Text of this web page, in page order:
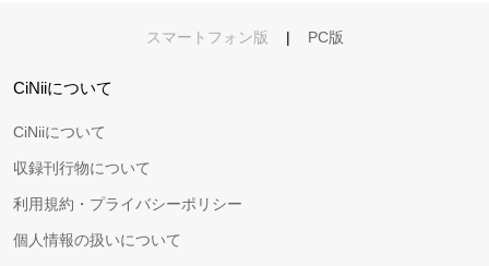
スマートフォン版 | PC版
CiNiiについて
CiNiiについて
収録刊行物について
利用規約・プライバシーポリシー
個人情報の扱いについて